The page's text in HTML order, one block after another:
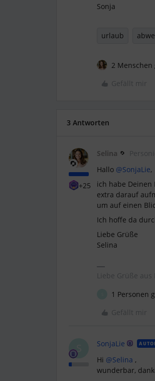
Sonja
urlaub
2
Gefällt mir
3 Antworten
+25
Selina
Hallo @SonjaLie,
ich habe Deinen
extra darauf
um auf einen
Ich hoffe da
Liebe Grüße
Selina
Liebe Grüße aus
1 Personen
Gefällt mir
S SonjaLie
Hi @Selina ,
wunderbar,